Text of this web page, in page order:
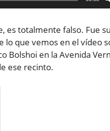
es totalmente falso. Fue
lo que vemos en el vídeo
Bolshoi en la Avenida
ese recinto.